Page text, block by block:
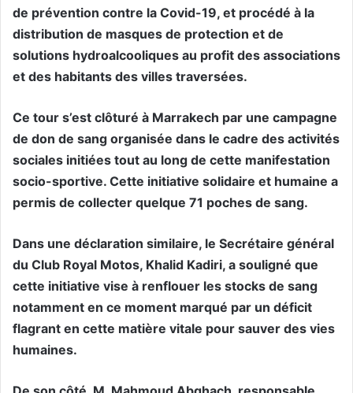
de prévention contre la Covid-19, et procédé à la
distribution de masques de protection et de
solutions hydroalcooliques au profit des associations
et des habitants des villes traversées.
Ce tour s’est clôturé à Marrakech par une campagne
de don de sang organisée dans le cadre des activités
sociales initiées tout au long de cette manifestation
socio-sportive. Cette initiative solidaire et humaine a
permis de collecter quelque 71 poches de sang.
Dans une déclaration similaire, le Secrétaire général
du Club Royal Motos, Khalid Kadiri, a souligné que
cette initiative vise à renflouer les stocks de sang
notamment en ce moment marqué par un déficit
flagrant en cette matière vitale pour sauver des vies
humaines.